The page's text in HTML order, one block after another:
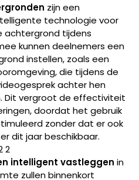
zijn een
technologie voor
achtergrond tijdens
kunnen deelnemers een
instellen, zoals een
die tijdens de
achter hen
Dit vergroot de effectiviteit
doordat het gebruik
zonder dat er ook
dit jaar beschikbaar.
intelligent vastleggen in
zullen binnenkort